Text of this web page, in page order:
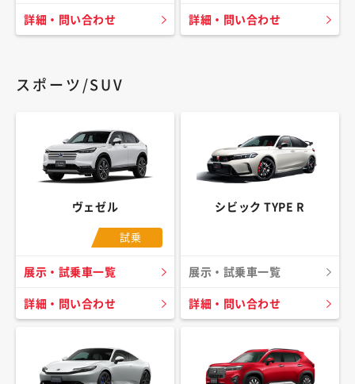
詳細・問い合わせ 詳細・問い合わせ
スポーツ/SUV
ヴェゼル
試乗
展示・試乗車一覧
詳細・問い合わせ
シビック TYPE R
展示・試乗車一覧
詳細・問い合わせ